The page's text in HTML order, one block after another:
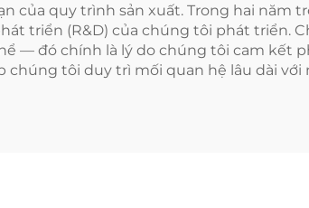
của quy trình sản xuất. Trong hai năm
triển (R&D) của chúng tôi phát triển.
— đó chính là lý do chúng tôi cam kết
tôi duy trì mối quan hệ lâu dài